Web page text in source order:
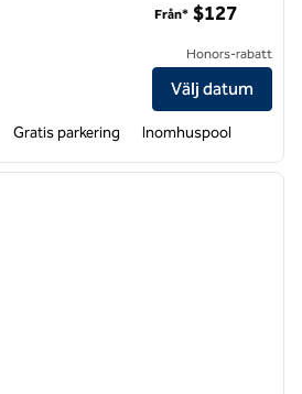
Inn Waynesburg
Från* $127
Honors-rabatt
Välj datum
Gratis parkering Inomhuspool
nästa